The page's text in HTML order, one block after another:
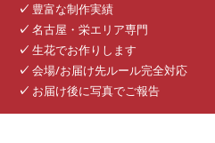
✓ 豊富な制作実績
✓ 名古屋・栄エリア専門
✓ 生花でお作りします
✓ 会場/お届け先ルール完全対応
✓ お届け後に写真でご報告